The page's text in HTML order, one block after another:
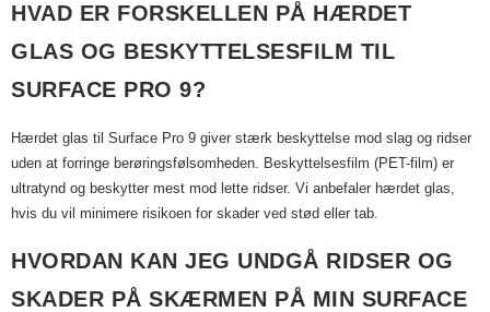
HVAD ER FORSKELLEN PÅ HÆRDET
GLAS OG BESKYTTELSESFILM TIL
SURFACE PRO 9?
Hærdet glas til Surface Pro 9 giver stærk beskyttelse mod slag og ridser
uden at forringe berøringsfølsomheden. Beskyttelsesfilm (PET-film) er
ultratynd og beskytter mest mod lette ridser. Vi anbefaler hærdet glas,
hvis du vil minimere risikoen for skader ved stød eller tab.
HVORDAN KAN JEG UNDGÅ RIDSER OG
SKADER PÅ SKÆRMEN PÅ MIN SURFACE